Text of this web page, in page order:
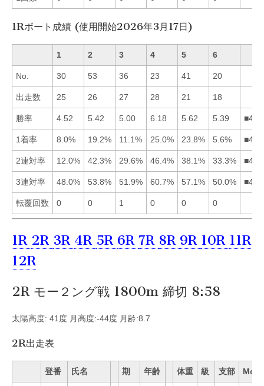
1Rボート成績 (使用開始2026年3月17日)
1 2 3 4 5 6
No. 30 53 36 23 41 20
出走数 25 26 27 28 21 18
勝率 4.52 5.42 5.00 6.18 5.62 5.39
1着率 8.0% 19.2% 11.1% 25.0% 23.8% 5.6%
2連対率 12.0% 42.3% 29.6% 46.4% 38.1% 33.3%
3連対率 48.0% 53.8% 51.9% 60.7% 57.1% 50.0%
転覆回数 0 0 1 0 0 0
1R 2R 3R 4R 5R 6R 7R 8R 9R 10R 11R
12R
2R モー２ング戦 1800m 締切 8:58
太陽高度: 41度 月高度:-44度 月齢:8.7
2R出走表
登番 氏名 期 年齢 体重 級 支部 Mo